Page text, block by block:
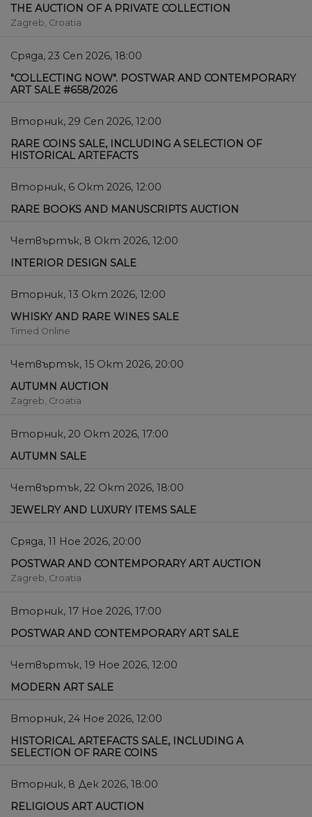
THE AUCTION OF A PRIVATE COLLECTION
Zagreb, Croatia
Сряда, 23 Сеп 2026, 18:00
"COLLECTING NOW". POSTWAR AND CONTEMPORARY
ART SALE #658/2026
Вторник, 29 Сеп 2026, 12:00
RARE COINS SALE, INCLUDING A SELECTION OF
HISTORICAL ARTEFACTS
Вторник, 6 Окт 2026, 12:00
RARE BOOKS AND MANUSCRIPTS AUCTION
Четвъртък, 8 Окт 2026, 12:00
INTERIOR DESIGN SALE
Вторник, 13 Окт 2026, 12:00
WHISKY AND RARE WINES SALE
Timed Online
Четвъртък, 15 Окт 2026, 20:00
AUTUMN AUCTION
Zagreb, Croatia
Вторник, 20 Окт 2026, 17:00
AUTUMN SALE
Четвъртък, 22 Окт 2026, 18:00
JEWELRY AND LUXURY ITEMS SALE
Сряда, 11 Ное 2026, 20:00
POSTWAR AND CONTEMPORARY ART AUCTION
Zagreb, Croatia
Вторник, 17 Ное 2026, 17:00
POSTWAR AND CONTEMPORARY ART SALE
Четвъртък, 19 Ное 2026, 12:00
MODERN ART SALE
Вторник, 24 Ное 2026, 12:00
HISTORICAL ARTEFACTS SALE, INCLUDING A
SELECTION OF RARE COINS
Вторник, 8 Дек 2026, 18:00
RELIGIOUS ART AUCTION